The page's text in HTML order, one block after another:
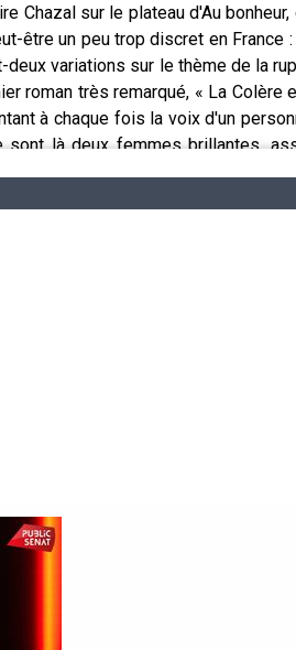
Chazal sur le plateau d'Au
être un peu trop discret en
variations sur le thème de la
roman très remarqué, « La
à chaque fois la voix d'un
sont là deux femmes brillantes,